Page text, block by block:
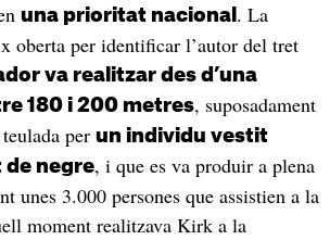
una prioritat nacional . La
oberta per identificar l’autor del tret
va realitzar des d’una
180 i 200 metres, suposadament
per un individu vestit
negre, i que es va produir a plena
unes 3.000 persones que assistien a la
moment realitzava Kirk a la